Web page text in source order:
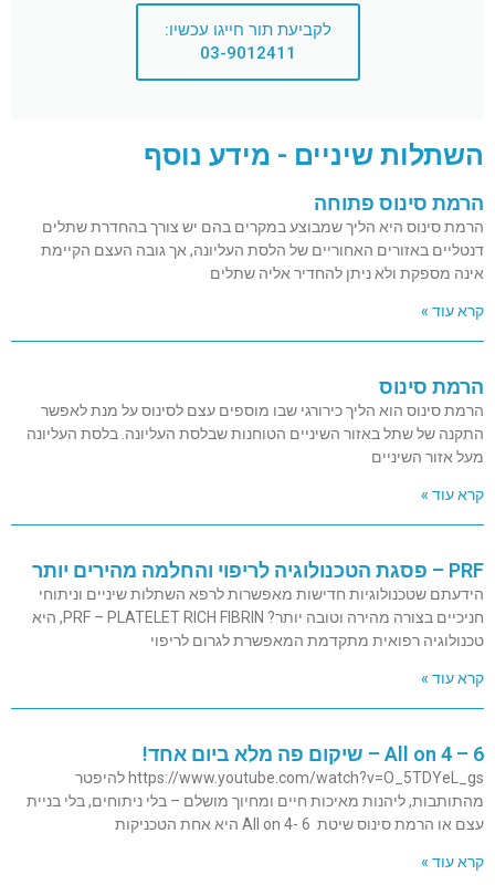
לקביעת תור חייגו עכשיו:
03-9012411
השתלות שיניים - מידע נוסף
הרמת סינוס פתוחה
הרמת סינוס היא הליך שמבוצע במקרים בהם יש צורך בהחדרת שתלים
דנטליים באזורים האחוריים של הלסת העליונה, אך גובה העצם הקיימת
אינה מספקת ולא ניתן להחדיר אליה שתלים
קרא עוד »
הרמת סינוס
הרמת סינוס הוא הליך כירורגי שבו מוספים עצם לסינוס על מנת לאפשר
התקנה של שתל באזור השיניים הטוחנות שבלסת העליונה. בלסת העליונה
מעל אזור השיניים
קרא עוד »
PRF – פסגת הטכנולוגיה לריפוי והחלמה מהירים יותר
הידעתם שטכנולוגיות חדישות מאפשרות לרפא השתלות שיניים וניתוחי
חניכיים בצורה מהירה וטובה יותר? PRF – PLATELET RICH FIBRIN, היא
טכנולוגיה רפואית מתקדמת המאפשרת לגרום לריפוי
קרא עוד »
All on 4 – 6 – שיקום פה מלא ביום אחד!
https://www.youtube.com/watch?v=O_5TDYeL_gs להיפטר
מהתותבות, ליהנות מאיכות חיים ומחיוך מושלם – בלי ניתוחים, בלי בניית
עצם או הרמת סינוס שיטת All on 4- 6 היא אחת הטכניקות
קרא עוד »